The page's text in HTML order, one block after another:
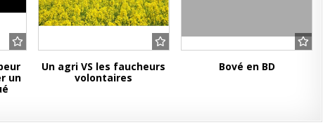
un
Un agri VS les faucheurs
volontaires
Bové en BD